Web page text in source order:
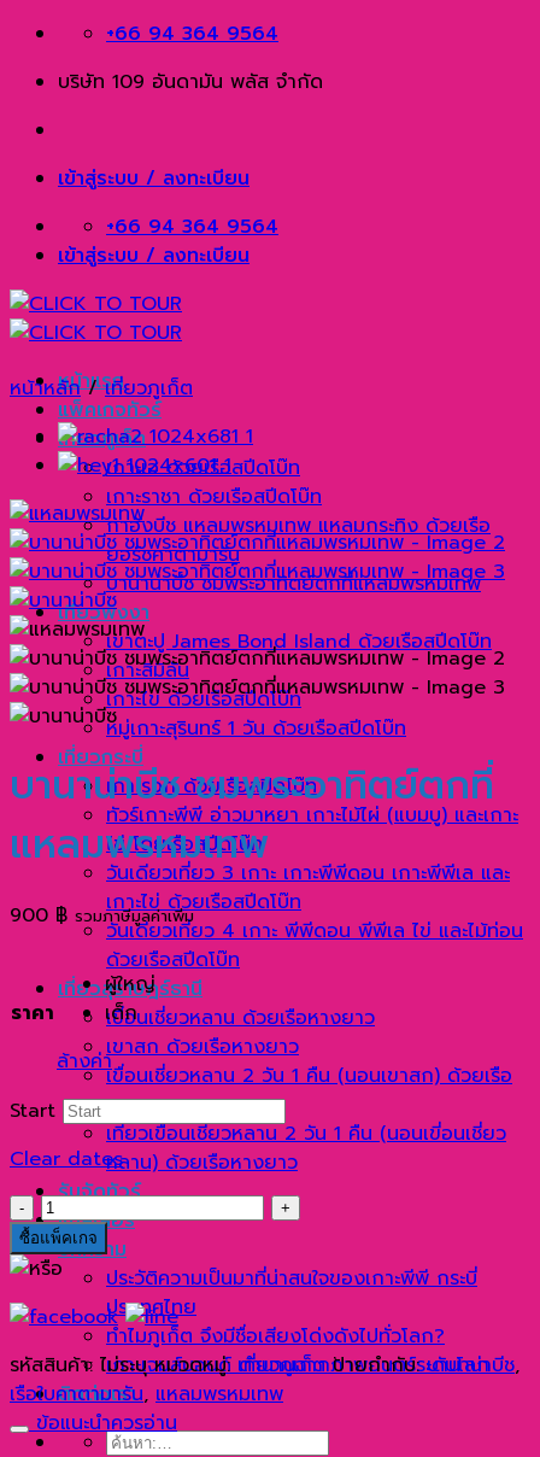
Skip
content
+66 94 364 9564
บริษัท 109 อันดามัน พลัส จำกัด
เข้าสู่ระบบ / ลงทะเบียน
+66 94 364 9564
เข้าสู่ระบบ / ลงทะเบียน
หน้าแรก
แพ็คเกจทัวร์
เที่ยวภูเก็ต
เกาะเฮ ด้วยเรือสปีดโบ๊ท
เกาะราชา ด้วยเรือสปีดโบ๊ท
กาฮังบีช แหลมพรหมเทพ แหลมกระทิง ด้วยเรือ
ยอร์ชคาตามารัน
บานาน่าบีช ชมพระอาทิตย์ตกที่แหลมพรหมเทพ
เที่ยวพังงา
เขาตะปู James Bond Island ด้วยเรือสปีดโบ๊ท
เกาะสิมิลัน
เกาะไข่ ด้วยเรือสปีดโบ๊ท
หมู่เกาะสุรินทร์ 1 วัน ด้วยเรือสปีดโบ๊ท
เที่ยวกระบี่
เกาะรอก ด้วยเรือสปีดโบ๊ท
ทัวร์เกาะพีพี อ่าวมาหยา เกาะไม้ไผ่ (แบมบู) และเกาะ
ไข่ โดยเรือสปีดโบ๊ท
วันเดียวเที่ยว 3 เกาะ เกาะพีพีดอน เกาะพีพีเล และ
เกาะไข่ ด้วยเรือสปีดโบ๊ท
วันเดียวเที่ยว 4 เกาะ พีพีดอน พีพีเล ไข่ และไม้ท่อน
ด้วยเรือสปีดโบ๊ท
เที่ยวสุราษฎร์ธานี
เขื่อนเชี่ยวหลาน ด้วยเรือหางยาว
เขาสก ด้วยเรือหางยาว
เขื่อนเชี่ยวหลาน 2 วัน 1 คืน (นอนเขาสก) ด้วยเรือ
หางยาว
เที่ยวเขื่อนเชี่ยวหลาน 2 วัน 1 คืน (นอนเขี่อนเชี่ยว
หลาน) ด้วยเรือหางยาว
รับจัดทัวร์
แกลเลอรี่
บทความ
ประวัติความเป็นมาที่น่าสนใจของเกาะพีพี กระบี่
ประเทศไทย
ทำไมภูเก็ต จึงมีชื่อเสียงโด่งดังไปทั่วโลก?
เกาะเจมส์บอนด์ ตำนานฉากภาพยนตร์ระดับโลก
ติดต่อเรา
ค้นหา:
หน้าหลัก / เที่ยวภูเก็ต
บานาน่าบีช ชมพระอาทิตย์ตกที่
แหลมพรหมเทพ
900 ฿ รวมภาษีมูลค่าเพิ่ม
ราคา
ผู้ใหญ่
เด็ก
ล้างค่า
Start
Clear dates
จำนวน
บา
นา
บีช
ชม
พระอาทิตย์
ตก
ที่
ซื้อแพ็คเกจ
รหัสสินค้า: ไม่ระบุ หมวดหมู่:เที่ยวภูเก็ต ป้ายกำกับ:บานาน่าบีช,
เรือใบคาตามารัน, แหลมพรหมเทพ
ข้อแนะนำควรอ่าน